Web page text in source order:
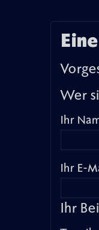
Wer
Ihr
Ihr E-
Ihr